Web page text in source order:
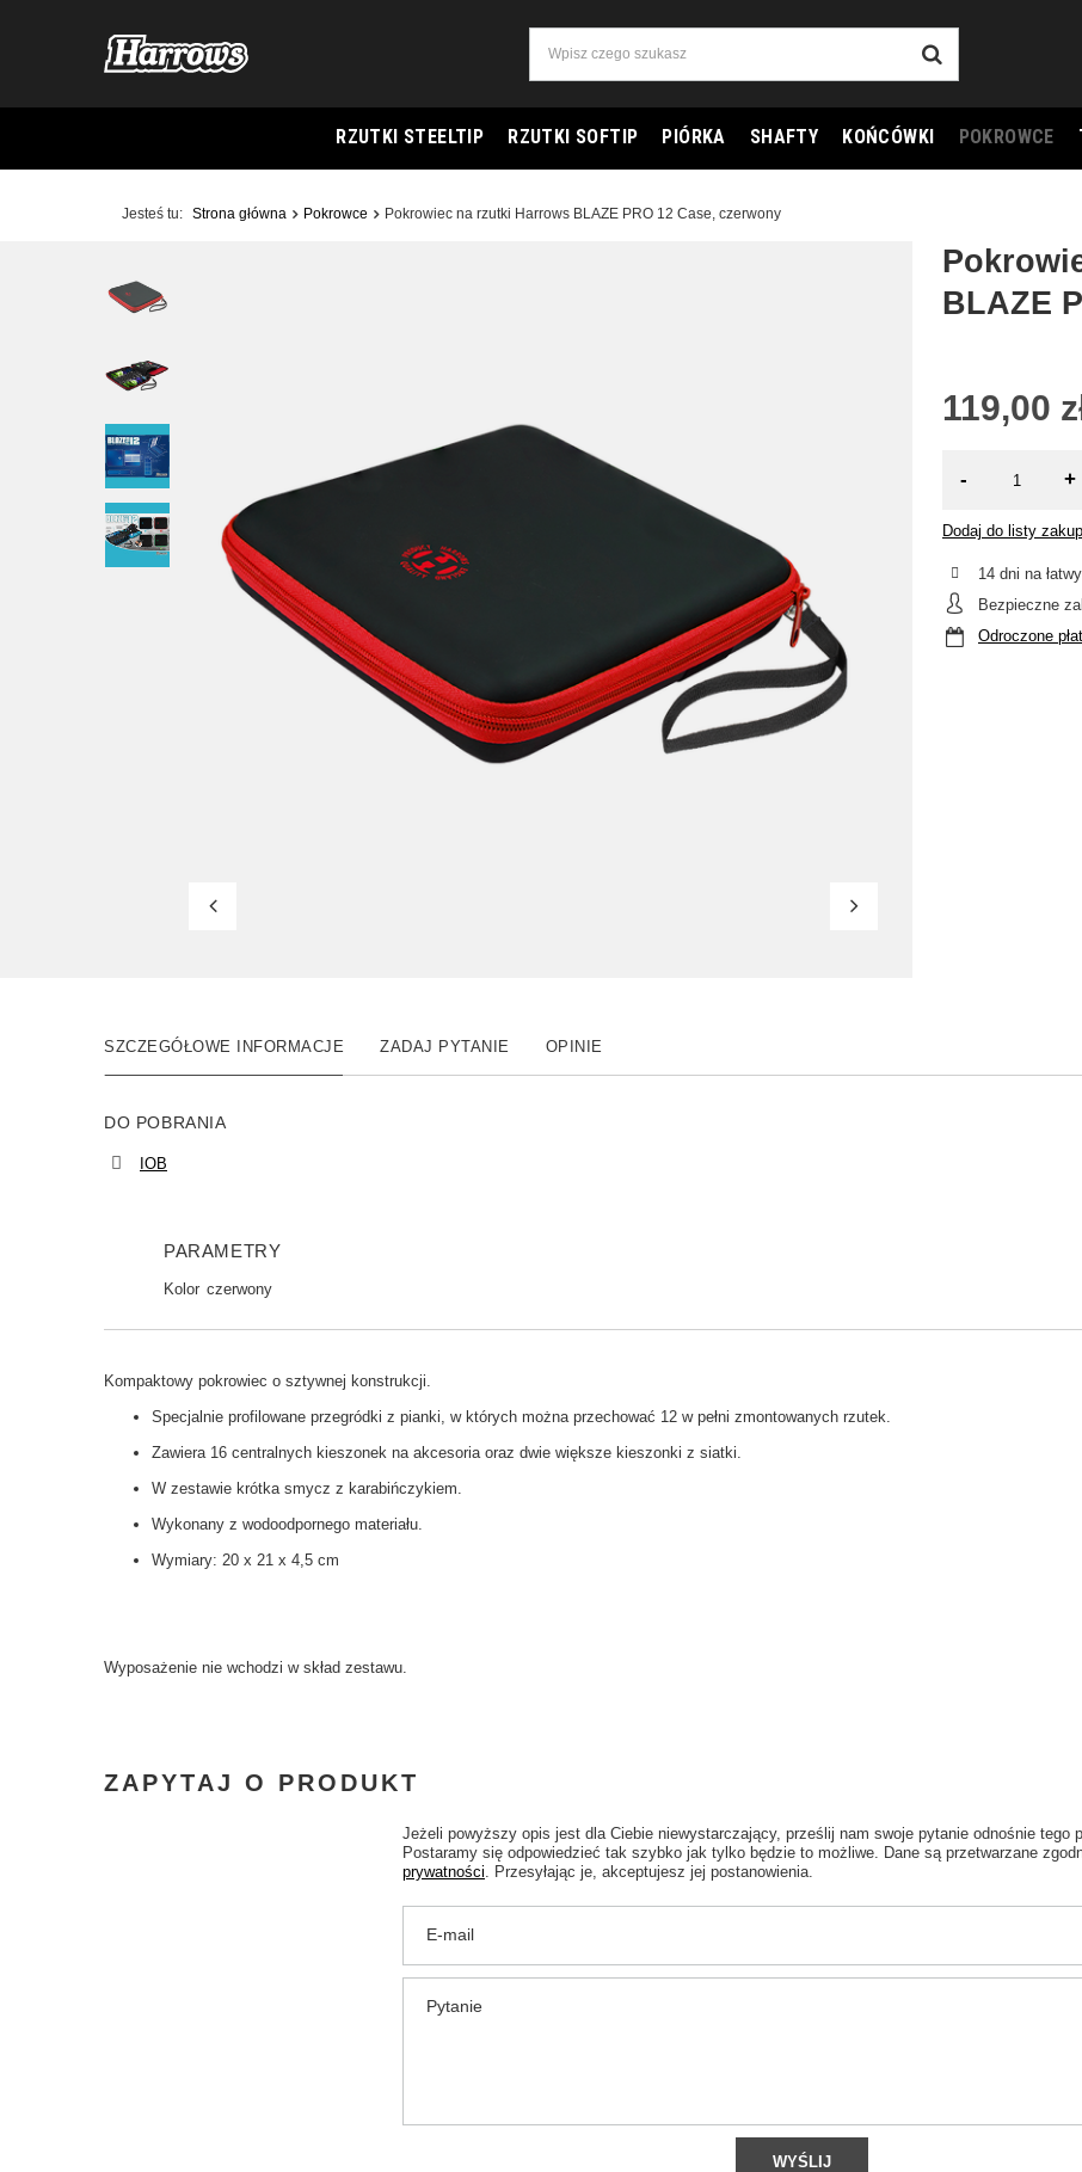
RZUTKI STEELTIP RZUTKI SOFTIP PIÓRKA SHAFTY KOŃCÓWKI POKROWCE
Jesteś tu: Strona główna Pokrowce Pokrowiec na rzutki Harrows BLAZE PRO 12 Case, czerwony
BLAZE
119,00
- +
Dodaj do listy
14 dni na
Bezpieczne
Odroczone
SZCZEGÓŁOWE INFORMACJE ZADAJ PYTANIE OPINIE
PARAMETRY
Kolor czerwony
DO POBRANIA
IOB
Kompaktowy pokrowiec o sztywnej konstrukcji.
Specjalnie profilowane przegródki z pianki, w których można przechować 12 w pełni zmontowanych rzutek.
Zawiera 16 centralnych kieszonek na akcesoria oraz dwie większe kieszonki z siatki.
W zestawie krótka smycz z karabińczykiem.
Wykonany z wodoodpornego materiału.
Wymiary: 20 x 21 x 4,5 cm
Wyposażenie nie wchodzi w skład zestawu.
ZAPYTAJ O PRODUKT
Jeżeli powyższy opis jest dla Ciebie niewystarczający, prześlij nam swoje pytanie odnośnie tego
Postaramy się odpowiedzieć tak szybko jak tylko będzie to możliwe. Dane są przetwarzane
prywatności. Przesyłając je, akceptujesz jej postanowienia.
E-mail
Pytanie
WYŚLIJ